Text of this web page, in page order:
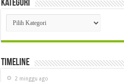
Kategori
Kategori
Timeline
2 minggu ago